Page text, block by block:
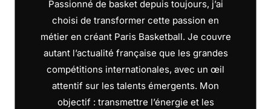
Passionné de basket depuis toujours, j’ai
choisi de transformer cette passion en
métier en créant Paris Basketball. Je couvre
autant l’actualité française que les grandes
compétitions internationales, avec un œil
attentif sur les talents émergents. Mon
objectif : transmettre l’énergie et les